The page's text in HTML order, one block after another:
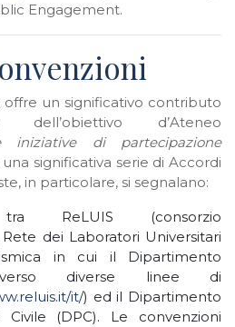
Engagement.
un significativo contributo
dell’obiettivo d’Ateneo
iniziative di partecipazione
significativa serie di Accordi
in particolare, si segnalano:
tra ReLUIS (consorzio
dei Laboratori Universitari
in cui il Dipartimento
diverse linee di
it/) ed il Dipartimento
(DPC). Le convenzioni